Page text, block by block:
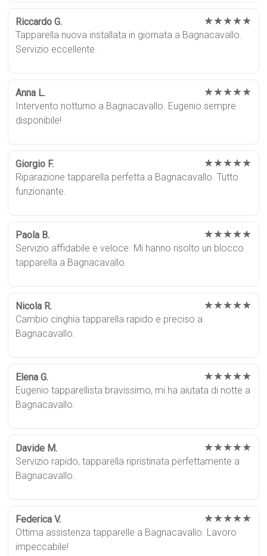
Riccardo G. ★★★★★
Tapparella nuova installata in giornata a Bagnacavallo.
Servizio eccellente.
Anna L. ★★★★★
Intervento notturno a Bagnacavallo. Eugenio sempre
disponibile!
Giorgio F. ★★★★★
Riparazione tapparella perfetta a Bagnacavallo. Tutto
funzionante.
Paola B. ★★★★★
Servizio affidabile e veloce. Mi hanno risolto un blocco
tapparella a Bagnacavallo.
Nicola R. ★★★★★
Cambio cinghia tapparella rapido e preciso a
Bagnacavallo.
Elena G. ★★★★★
Eugenio tapparellista bravissimo, mi ha aiutata di notte a
Bagnacavallo.
Davide M. ★★★★★
Servizio rapido, tapparella ripristinata perfettamente a
Bagnacavallo.
Federica V. ★★★★★
Ottima assistenza tapparelle a Bagnacavallo. Lavoro
impeccabile!